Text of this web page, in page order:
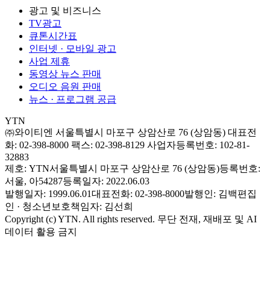
광고 및 비즈니스
TV광고
큐톤시간표
인터넷 · 모바일 광고
사업 제휴
동영상 뉴스 판매
오디오 음원 판매
뉴스 · 프로그램 공급
YTN
㈜와이티엔 서울특별시 마포구 상암산로 76 (상암동) 대표전
화: 02-398-8000 팩스: 02-398-8129 사업자등록번호: 102-81-
32883
제호: YTN서울특별시 마포구 상암산로 76 (상암동)등록번호:
서울, 아54287등록일자: 2022.06.03
발행일자: 1999.06.01대표전화: 02-398-8000발행인: 김백편집
인 · 청소년보호책임자: 김선희
Copyright (c) YTN. All rights reserved. 무단 전재, 재배포 및 AI
데이터 활용 금지